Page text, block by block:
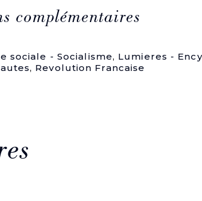
complémentaires
sociale - Socialisme, Lumieres -
, Revolution Francaise